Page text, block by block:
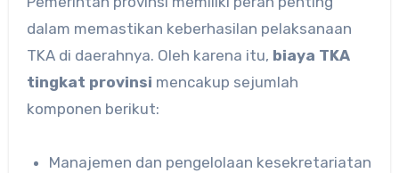
dalam memastikan keberhasilan pelaksanaan
TKA di daerahnya. Oleh karena itu, biaya TKA
tingkat provinsi mencakup sejumlah
komponen berikut:
Manajemen dan pengelolaan kesekretariatan